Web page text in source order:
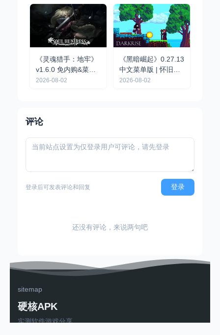
《灵魂猎手：地牢》
v1.6.0 免内购&菜单
版 | 黑暗幻想风动作
2026-08-02
《黑暗崛起》0.27.13
中文菜单版 | 怀旧像
素风硬核动作RPG手
2026-08-02
评论
登录后可发表评论和回复 登录
还没有评论，来说两句吧
sitemap
硬核APK
实测软件游戏分享